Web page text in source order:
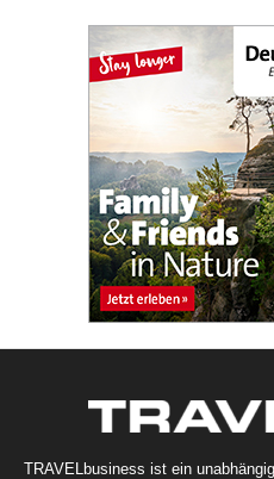
TRAVELbusiness ist ein